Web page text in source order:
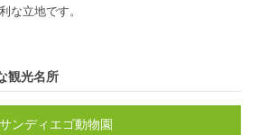
な立地です。
観光名所
サンディエゴ動物園